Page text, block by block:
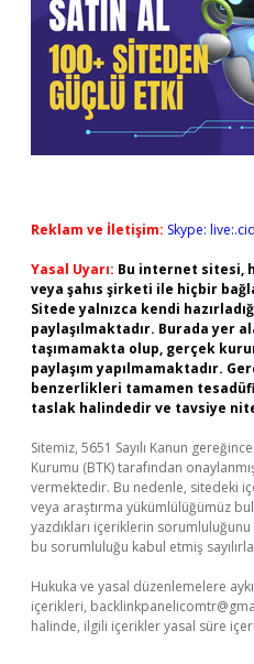
Reklam ve İletişim: Skype:
Yasal Uyarı: Bu internet sitesi,
veya şahıs şirketi ile hiçbir
Sitede yalnızca kendi
paylaşılmaktadır. Burada yer
taşımamakta olup, gerçek
paylaşım yapılmamaktadır.
benzerlikleri tamamen
taslak halindedir ve tavsiye
Sitemiz, 5651 Sayılı Kanun
Kurumu (BTK) tarafından
vermektedir. Bu nedenle, sitedeki
veya araştırma yükümlülüğümüz
yazdıkları içeriklerin
bu sorumluluğu kabul etmiş
Hukuka ve yasal düzenlemelere
içerikleri,
halinde, ilgili içerikler yasal süre